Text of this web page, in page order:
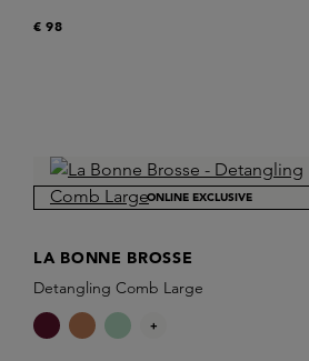
€ 98
ONLINE EXCLUSIVE
LA BONNE BROSSE
Detangling Comb Large
+